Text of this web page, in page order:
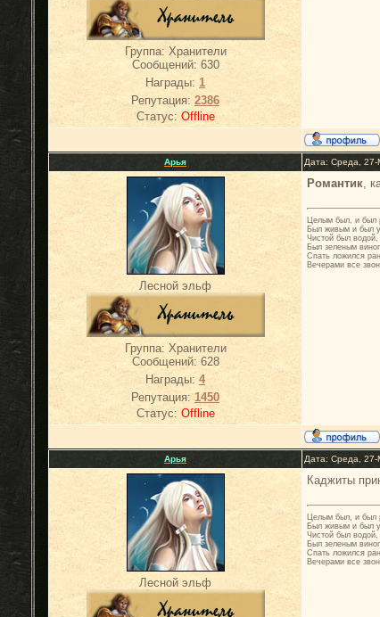
Группа: Хранители
Сообщений: 630
Награды: 1
Репутация: 2386
Статус: Offline
Арья Дата: Среда,
Лесной эльф
Группа: Хранители
Сообщений: 628
Награды: 4
Репутация:1450
Статус: Offline
Романтик,
Целым был, и был
Был живым и был
Чистой был водой,
Был зеленым
Спать ложился
Вечерами все
Арья Дата: Среда,
Лесной эльф
Каджиты
Целым был, и был
Был живым и был
Чистой был водой,
Был зеленым
Спать ложился
Вечерами все